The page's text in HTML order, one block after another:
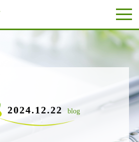
2024.12.22 blog